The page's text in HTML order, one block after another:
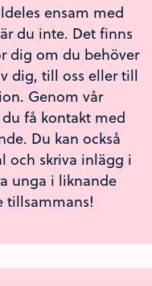
ensam med
du inte. Det finns
dig om du behöver
dig, till oss eller till
Genom vår
få kontakt med
Du kan också
och skriva inlägg i
unga i liknande
tillsammans!